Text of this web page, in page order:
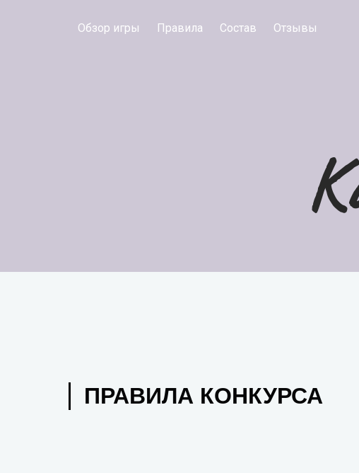
Обзор игры Правила Состав Отзывы
ПРАВИЛА КОНКУРСА